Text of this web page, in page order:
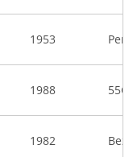
1953
1988
1982